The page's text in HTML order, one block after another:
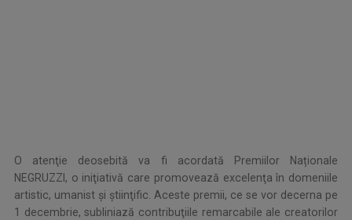
O atenţie deosebită va fi acordată Premiilor Naționale
NEGRUZZI, o iniţiativă care promovează excelenţa în domeniile
artistic, umanist şi ştiinţific. Aceste premii, ce se vor decerna pe
1 decembrie, subliniază contribuţiile remarcabile ale creatorilor